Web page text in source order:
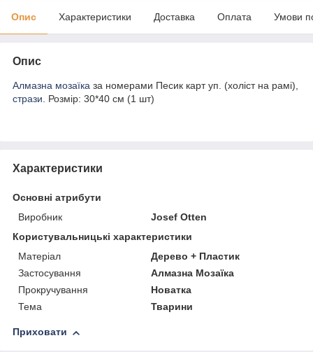
Опис Характеристики Доставка Оплата Умови
Опис
Алмазна мозаїка за номерами Песик карт уп. (холіст на рамі),
стрази. Розмір: 30*40 см (1 шт)
Характеристики
Основні атрибути
Виробник
Josef Otten
Користувальницькі характеристики
Матеріал
Дерево + Пластик
Застосування
Алмазна Мозаїка
Прокручування
Новатка
Тема
Тварини
Приховати